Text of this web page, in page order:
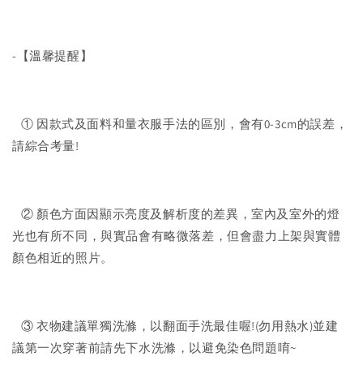
-【溫馨提醒】
① 因款式及面料和量衣服手法的區別，會有0-3cm的誤差，
請綜合考量!
② 顏色方面因顯示亮度及解析度的差異，室內及室外的燈
光也有所不同，與實品會有略微落差，但會盡力上架與實體
顏色相近的照片。
③ 衣物建議單獨洗滌，以翻面手洗最佳喔!(勿用熱水)並建
議第一次穿著前請先下水洗滌，以避免染色問題唷~